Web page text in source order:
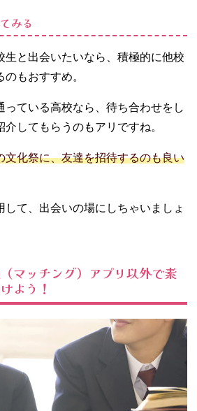
みる
生と出会いたいなら、積極的に他校
もおすすめ。
っている高校なら、待ち合わせをし
してもらうのもアリですね。
文化祭に、友達を招待するのも良い
して、出会いの場にしちゃいましょ
マッチング）アプリ以外で素
よう！